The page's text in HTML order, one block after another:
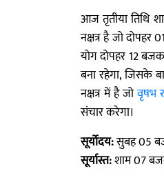
आज तृतीया तिथि
नक्षत्र है जो
योग दोपहर 12
बना रहेगा, जिसके
नक्षत्र में है जोवृषभ
संचार करेगा।
सूर्योदय:सुबह 05
सूर्यास्त:शाम 07